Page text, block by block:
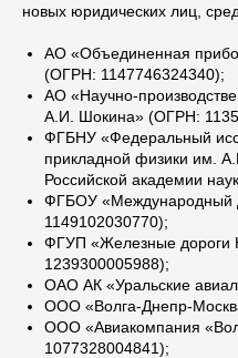
новых юридических лиц,
АО «Объединенная
(ОГРН: 1147746324340);
АО «Научно-
А.И. Шокина» (ОГРН:
ФГБНУ «Федеральный
прикладной физики им.
Российской академии
ФГБОУ «Международный
1149102030770);
ФГУП «Железные дороги
1239300005988);
ОАО АК «Уральские
ООО «Волга-Днепр-
ООО «Авиакомпания
1077328004841);